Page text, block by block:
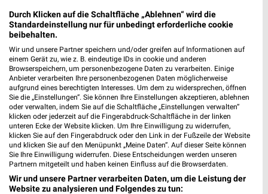
25,2 km
Küchen Preishits!
Gültig bis Fr. 21.08.
25,2 km
Gartenmöbel-Abverkauf
Durch Klicken auf die Schaltfläche „Ablehnen“ wird die
Standardeinstellung nur für unbedingt erforderliche cookie
beibehalten.
Wir und unsere Partner speichern und/oder greifen auf Informationen auf
einem Gerät zu, wie z. B. eindeutige IDs in cookie und anderen
Browserspeichern, um personenbezogene Daten zu verarbeiten. Einige
Anbieter verarbeiten Ihre personenbezogenen Daten möglicherweise
aufgrund eines berechtigten Interesses. Um dem zu widersprechen, öffnen
Sie die „Einstellungen“. Sie können Ihre Einstellungen akzeptieren, ablehnen
oder verwalten, indem Sie auf die Schaltfläche „Einstellungen verwalten“
klicken oder jederzeit auf die Fingerabdruck-Schaltfläche in der linken
unteren Ecke der Website klicken. Um Ihre Einwilligung zu widerrufen,
klicken Sie auf den Fingerabdruck oder den Link in der Fußzeile der Website
und klicken Sie auf den Menüpunkt „Meine Daten“. Auf dieser Seite können
Sie Ihre Einwilligung widerrufen. Diese Entscheidungen werden unseren
Partnern mitgeteilt und haben keinen Einfluss auf die Browserdaten.
Wir und unsere Partner verarbeiten Daten, um die Leistung der
Website zu analysieren und Folgendes zu tun: